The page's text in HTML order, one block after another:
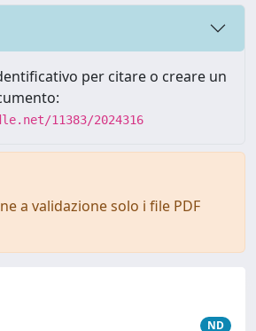
per citare o creare un
11383/2024316
a validazione solo i file PDF
ND